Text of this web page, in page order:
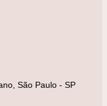
São Paulo - SP